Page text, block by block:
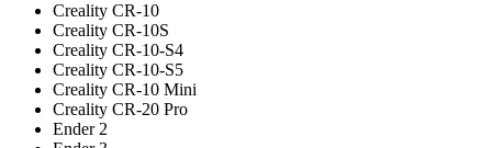
Creality CR-10
Creality CR-10S
Creality CR-10-S4
Creality CR-10-S5
Creality CR-10 Mini
Creality CR-20 Pro
Ender 2